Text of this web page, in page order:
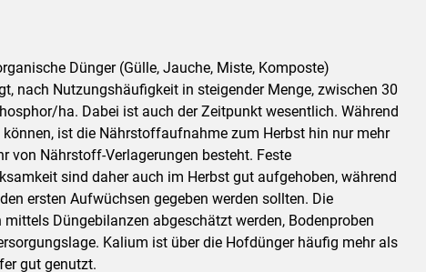
Dünger (Gülle, Jauche, Miste, Komposte)
nach Nutzungshäufigkeit in steigender Menge, zwischen 30
ha. Dabei ist auch der Zeitpunkt wesentlich. Während
ist die Nährstoffaufnahme zum Herbst hin nur mehr
von Nährstoff-Verlagerungen besteht. Feste
sind daher auch im Herbst gut aufgehoben, während
ersten Aufwüchsen gegeben werden sollten. Die
Düngebilanzen abgeschätzt werden, Bodenproben
Kalium ist über die Hofdünger häufig mehr als
gut genutzt.